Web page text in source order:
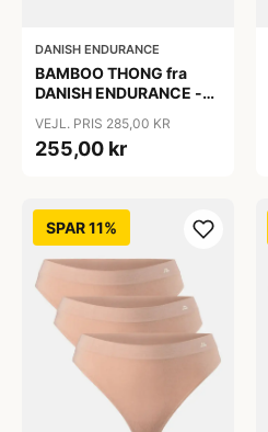
DANISH ENDURANCE
BAMBOO THONG fra
DANISH ENDURANCE -
3-Pak
VEJL. PRIS 285,00 KR
255,00 kr
SPAR 11%